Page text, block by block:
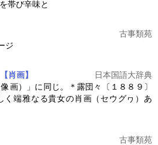
帯び辛味と
古事類苑
ジ
肖画】
日本国語大辞典
画）」に同じ。＊露団々〔１８８９〕
く端雅なる貴女の肖画（セウグヮ）あ
古事類苑